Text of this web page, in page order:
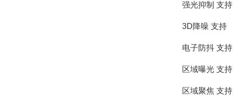
强光抑制 支持
3D降噪 支持
电子防抖 支持
区域曝光 支持
区域聚焦 支持